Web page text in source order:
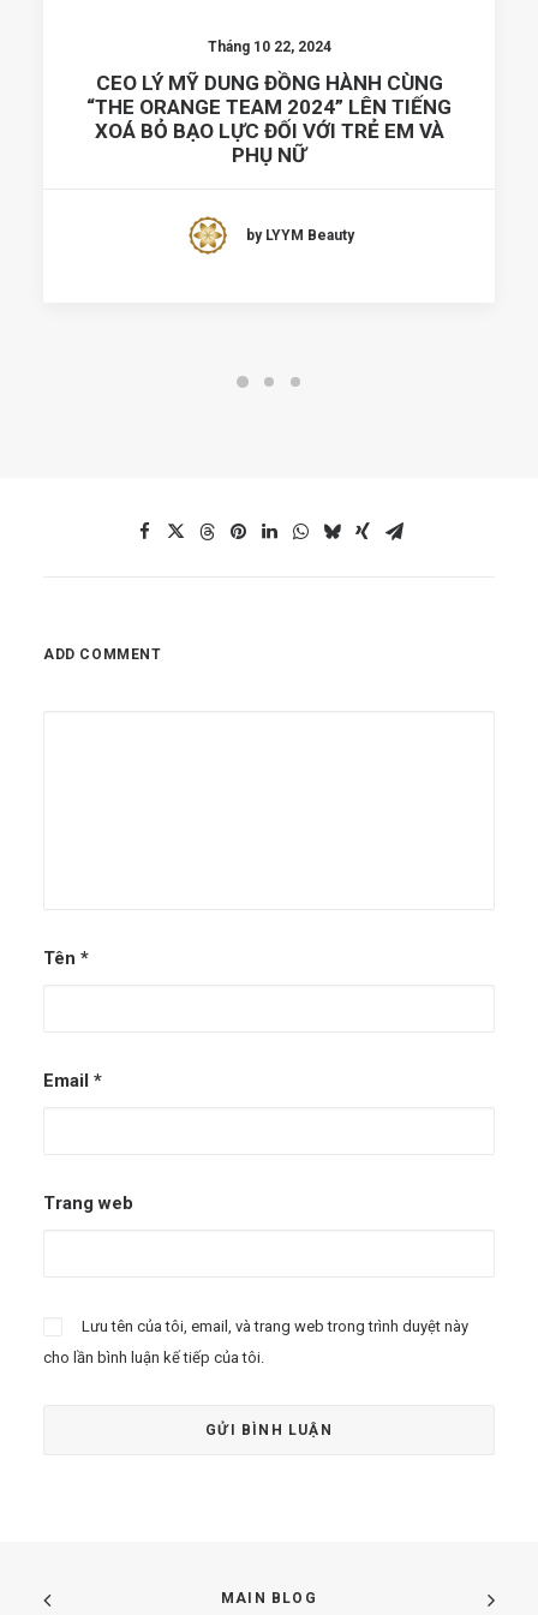
Tháng 10 22, 2024
CEO LÝ MỸ DUNG ĐỒNG HÀNH CÙNG
“THE ORANGE TEAM 2024” LÊN TIẾNG
XOÁ BỎ BẠO LỰC ĐỐI VỚI TRẺ EM VÀ
PHỤ NỮ
by LYYM Beauty
ADD COMMENT
Tên *
Email *
Trang web
Lưu tên của tôi, email, và trang web trong trình duyệt này
cho lần bình luận kế tiếp của tôi.
MAIN BLOG